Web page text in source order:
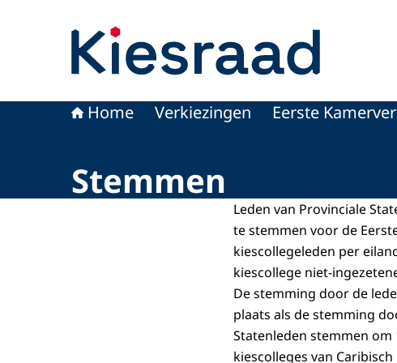
Home Verkiezingen Eerste
Stemmen
Leden van Provinciale
te stemmen voor de
kiescollegeleden per
kiescollege niet-
De stemming door de
plaats als de stemming
Statenleden stemmen om
kiescolleges van